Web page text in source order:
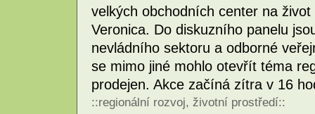
velkých obchodních center na
Veronica. Do diskuzního panelu
nevládního sektoru a odborné
se mimo jiné mohlo otevřít téma
prodejen. Akce začíná zítra v 16
::regionální rozvoj, životní prostředí::